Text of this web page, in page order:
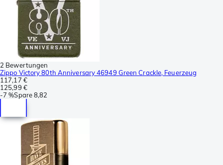
2 Bewertungen
Zippo Victory 80th Anniversary 46949 Green Crackle, Feuerzeug
117,17 €
125,99 €
-7 %Spare8,82